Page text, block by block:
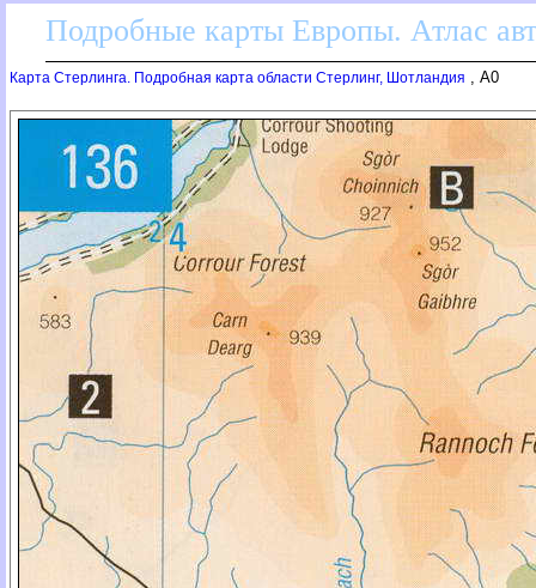
Подробные карты Европы. Атлас
Карта Стерлинга. Подробная карта области Стерлинг, Шотландия , A0